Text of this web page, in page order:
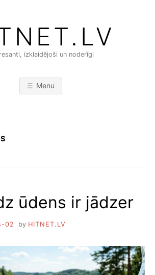
izklaidējoši un noderīgi
Menu
ūdens ir jādzer
02 by HITNET.LV